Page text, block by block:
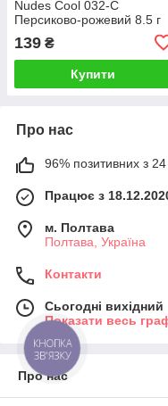
Nudes Cool 032-С
Персиково-рожевий 8.5 г
139 ₴
Купити
Про нас
96% позитивних з 24
Працює з
м. Полтава
Полтава, Україна
Контакти
Сьогодні вихідний
Показати весь
Про нас
КНОПКА
ЗВ'ЯЗКУ